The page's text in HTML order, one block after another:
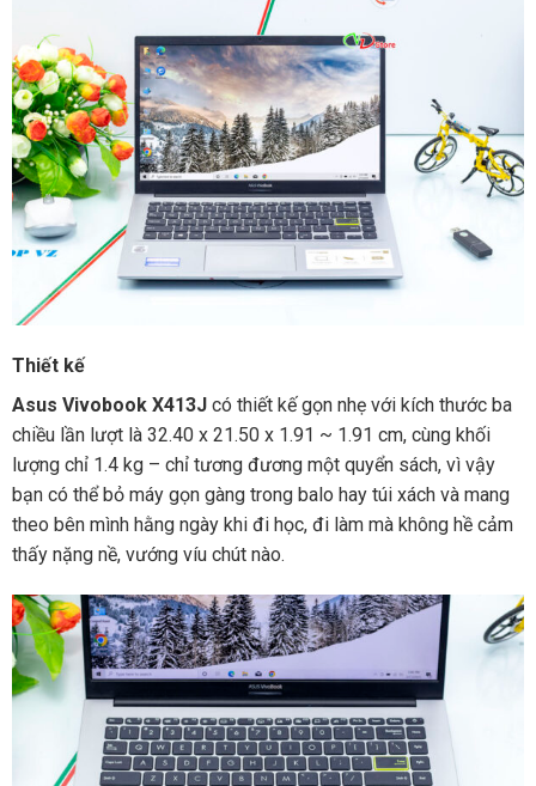
Thiết kế
Asus Vivobook X413Jcó thiết kế gọn nhẹ với kích thước ba
chiều lần lượt là 32.40 x 21.50 x 1.91 ~ 1.91 cm, cùng khối
lượng chỉ 1.4 kg – chỉ tương đương một quyển sách, vì vậy
bạn có thể bỏ máy gọn gàng trong balo hay túi xách và mang
theo bên mình hằng ngày khi đi học, đi làm mà không hề cảm
thấy nặng nề, vướng víu chút nào.